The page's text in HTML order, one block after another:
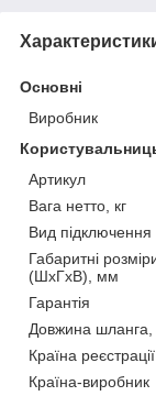
Основні
Виробник
Артикул
Вага нетто, кг
Вид підключення
Габаритні
(ШхГхВ), мм
Гарантія
Довжина
Країна
Країна-виробник